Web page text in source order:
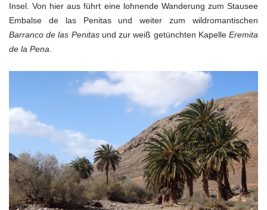
Insel. Von hier aus führt eine lohnende Wanderung zum Stausee
Embalse de las Penitas und weiter zum wildromantischen
Barranco de las Penitasund zur weiß getünchten KapelleEremita
de la Pena